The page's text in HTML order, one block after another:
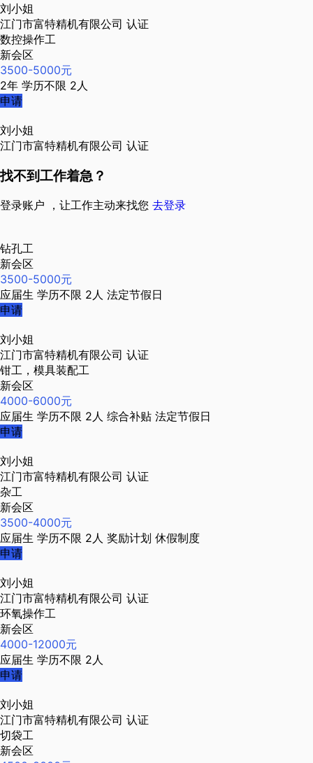
刘小姐
江门市富特精机有限公司 认证
数控操作工
新会区
3500-5000元
2年 学历不限 2人
申请
刘小姐
江门市富特精机有限公司 认证
找不到工作着急？
登录账户 ，让工作主动来找您 去登录
钻孔工
新会区
3500-5000元
应届生 学历不限 2人 法定节假日
申请
刘小姐
江门市富特精机有限公司 认证
钳工，模具装配工
新会区
4000-6000元
应届生 学历不限 2人 综合补贴 法定节假日
申请
刘小姐
江门市富特精机有限公司 认证
杂工
新会区
3500-4000元
应届生 学历不限 2人 奖励计划 休假制度
申请
刘小姐
江门市富特精机有限公司 认证
环氧操作工
新会区
4000-12000元
应届生 学历不限 2人
申请
刘小姐
江门市富特精机有限公司 认证
切袋工
新会区